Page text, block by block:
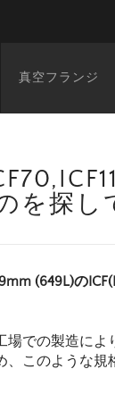
真空フランジ
を探し
(649L)の
場での製造によ
、このような